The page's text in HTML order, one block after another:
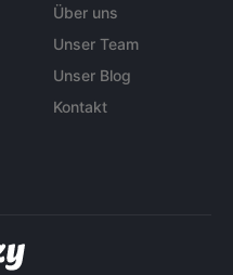
Über uns
Unser Team
Unser Blog
Kontakt